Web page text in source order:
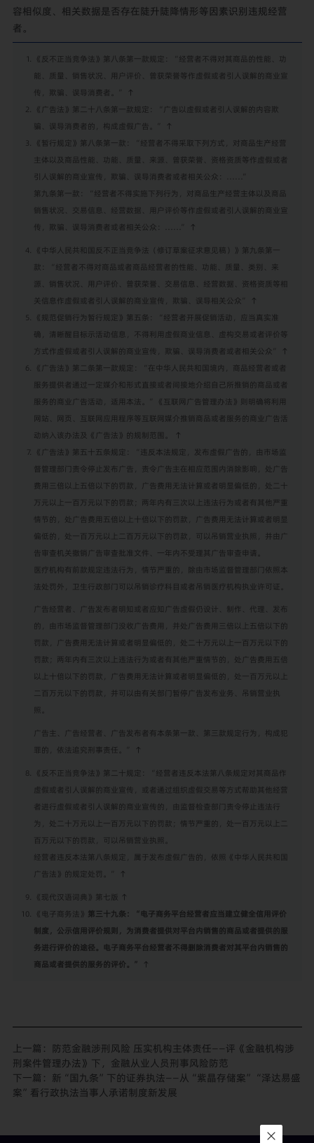
容相似度、相关数据是否存在陡升陡降情形等因素识别违规经营
者。
《反不正当竞争法》第八条第一款规定：“经营者不得对其商品的性能、功
能、质量、销售状况、用户评价、曾获荣誉等作虚假或者引人误解的商业宣
传，欺骗、误导消费者。”
↑
《广告法》第二十八条第一款规定：“广告以虚假或者引人误解的内容欺
骗、误导消费者的，构成虚假广告。”
↑
《暂行规定》第八条第一款：“经营者不得采取下列方式，对商品生产经营
主体以及商品性能、功能、质量、来源、曾获荣誉、资格资质等作虚假或者
引人误解的商业宣传，欺骗、误导消费者或者相关公众：……”
第九条第一款：“经营者不得实施下列行为，对商品生产经营主体以及商品
销售状况、交易信息、经营数据、用户评价等作虚假或者引人误解的商业宣
传，欺骗、误导消费者或者相关公众：……”
↑
《中华人民共和国反不正当竞争法（修订草案征求意见稿）》第九条第一
款：“经营者不得对商品或者商品经营者的性能、功能、质量、类别、来
源、销售状况、用户评价、曾获荣誉、交易信息、经营数据、资格资质等相
关信息作虚假或者引人误解的商业宣传，欺骗、误导相关公众”
↑
《规范促销行为暂行规定》第五条：“经营者开展促销活动，应当真实准
确，清晰醒目标示活动信息，不得利用虚假商业信息、虚构交易或者评价等
方式作虚假或者引人误解的商业宣传，欺骗、误导消费者或者相关公众”
↑
《广告法》第二条第一款规定：“在中华人民共和国境内，商品经营者或者
服务提供者通过一定媒介和形式直接或者间接地介绍自己所推销的商品或者
服务的商业广告活动，适用本法。”《互联网广告管理办法》则明确将利用
网站、网页、互联网应用程序等互联网媒介推销商品或者服务的商业广告活
动纳入该办法及《广告法》的规制范围。
↑
《广告法》第五十五条规定：“违反本法规定，发布虚假广告的，由市场监
督管理部门责令停止发布广告，责令广告主在相应范围内消除影响，处广告
费用三倍以上五倍以下的罚款，广告费用无法计算或者明显偏低的，处二十
万元以上一百万元以下的罚款；两年内有三次以上违法行为或者有其他严重
情节的，处广告费用五倍以上十倍以下的罚款，广告费用无法计算或者明显
偏低的，处一百万元以上二百万元以下的罚款，可以吊销营业执照，并由广
告审查机关撤销广告审查批准文件、一年内不受理其广告审查申请。
医疗机构有前款规定违法行为，情节严重的，除由市场监督管理部门依照本
法处罚外，卫生行政部门可以吊销诊疗科目或者吊销医疗机构执业许可证。
广告经营者、广告发布者明知或者应知广告虚假仍设计、制作、代理、发布
的，由市场监督管理部门没收广告费用，并处广告费用三倍以上五倍以下的
罚款，广告费用无法计算或者明显偏低的，处二十万元以上一百万元以下的
罚款；两年内有三次以上违法行为或者有其他严重情节的，处广告费用五倍
以上十倍以下的罚款，广告费用无法计算或者明显偏低的，处一百万元以上
二百万元以下的罚款，并可以由有关部门暂停广告发布业务、吊销营业执
照。
广告主、广告经营者、广告发布者有本条第一款、第三款规定行为，构成犯
罪的，依法追究刑事责任。”
↑
《反不正当竞争法》第二十规定：“经营者违反本法第八条规定对其商品作
虚假或者引人误解的商业宣传，或者通过组织虚假交易等方式帮助其他经营
者进行虚假或者引人误解的商业宣传的，由监督检查部门责令停止违法行
为，处二十万元以上一百万元以下的罚款；情节严重的，处一百万元以上二
百万元以下的罚款，可以吊销营业执照。
经营者违反本法第八条规定，属于发布虚假广告的，依照《中华人民共和国
广告法》的规定处罚。”
↑
《现代汉语词典》第七版
↑
《电子商务法》 第三十九条：“ 电子商务平台经营者应当建立健全信用评价
制度，公示信用评价规则，为消费者提供对平台内销售的商品或者提供的服
务进行评价的途径。电子商务平台经营者不得删除消费者对其平台内销售的
商品或者提供的服务的评价。”
↑
上一篇： 防范金融涉刑风险 压实机构主体责任——评《金融机构涉
刑案件管理办法》下，金融从业人员刑事风险防范
下一篇： 新“国九条”下的证券执法——从“紫晶存储案”“泽达易盛
案”看行政执法当事人承诺制度新发展